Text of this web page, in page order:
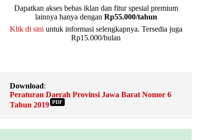
Dapatkan akses bebas iklan dan fitur spesial premium
lainnya hanya dengan Rp55.000/tahun
Klik di sini untuk informasi selengkapnya. Tersedia juga
Rp15.000/bulan
Download:
Peraturan Daerah Provinsi Jawa Barat Nomor 6
Tahun 2019 PDF